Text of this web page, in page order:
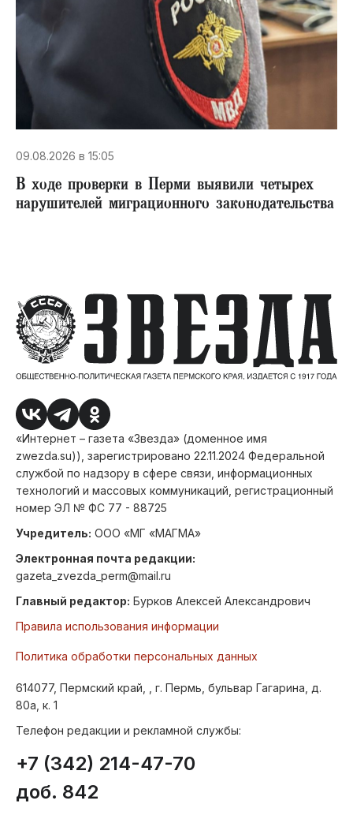
09.08.2026 в 15:05
В ходе проверки в Перми выявили четырех
нарушителей миграционного законодательства
«Интернет – газета «Звезда» (доменное имя
zwezda.su)), зарегистрировано 22.11.2024 Федеральной
службой по надзору в сфере связи, информационных
технологий и массовых коммуникаций, регистрационный
номер ЭЛ № ФС 77 - 88725
Учредитель: ООО «МГ «МАГМА»
Электронная почта редакции:
gazeta_zvezda_perm@mail.ru
Главный редактор: Бурков Алексей Александрович
Правила использования информации
Политика обработки персональных данных
614077, Пермский край, , г. Пермь, бульвар Гагарина, д.
80а, к. 1
Телефон редакции и рекламной службы:
+7 (342) 214-47-70
доб. 842